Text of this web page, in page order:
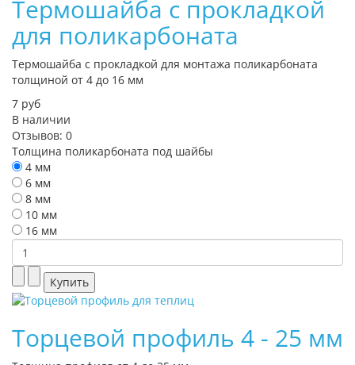
Термошайба с прокладкой
для поликарбоната
Термошайба с прокладкой для монтажа поликарбоната
толщиной от 4 до 16 мм
7 руб
В наличии
Отзывов: 0
Толщина поликарбоната под шайбы
4 мм
6 мм
8 мм
10 мм
16 мм
Торцевой профиль 4 - 25 мм